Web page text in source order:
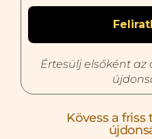
Értesülj elsőként az
Kövess a